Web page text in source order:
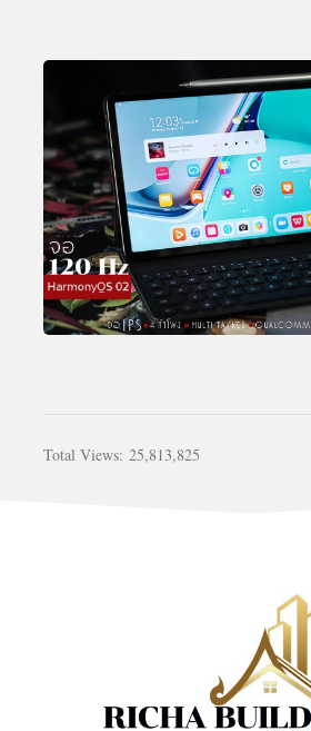
Total Views: 25,813,825